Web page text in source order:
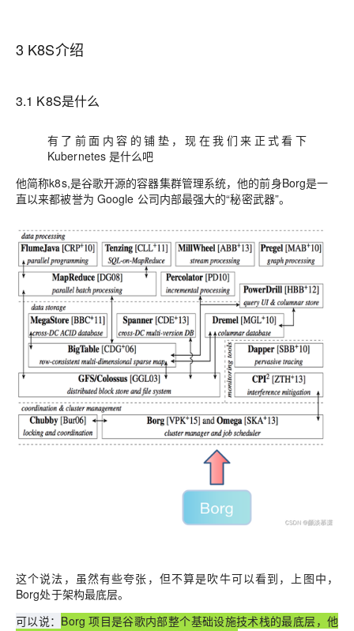
3 K8S介绍
3.1 K8S是什么
有了前面内容的铺垫，现在我们来正式看下
Kubernetes 是什么吧
他简称k8s,是谷歌开源的容器集群管理系统，他的前身Borg是一
直以来都被誉为 Google 公司内部最强大的“秘密武器”。
这个说法，虽然有些夸张，但不算是吹牛可以看到，上图中，
Borg处于架构最底层。
可以说： Borg 项目是谷歌内部整个基础设施技术栈的最底层，他